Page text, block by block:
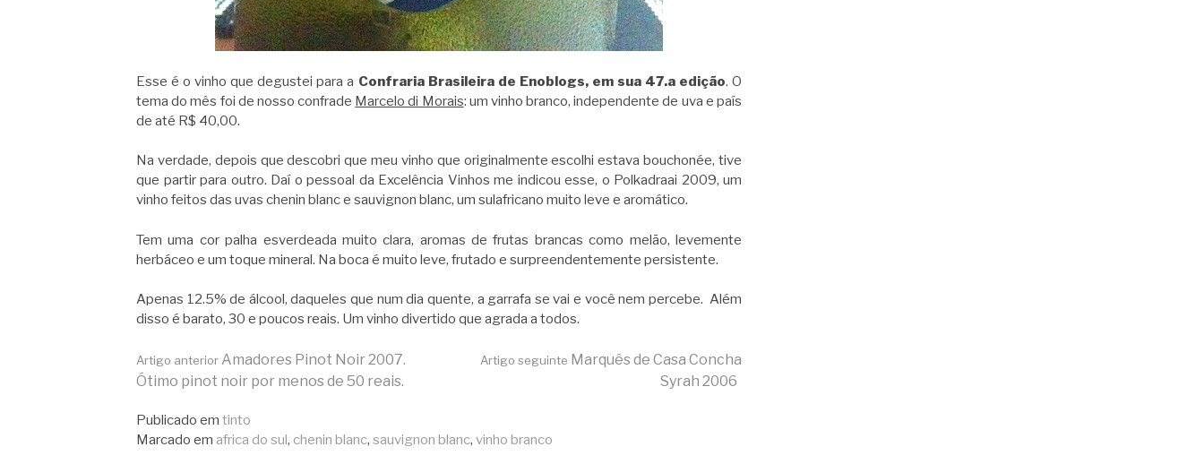
Esse é o vinho que degustei para a Confraria Brasileira de Enoblogs, em sua 47.a edição. O
tema do mês foi de nosso confrade Marcelo di Morais: um vinho branco, independente de uva e país
de até R$ 40,00.
Na verdade, depois que descobri que meu vinho que originalmente escolhi estava bouchonée, tive
que partir para outro. Daí o pessoal da Excelência Vinhos me indicou esse, o Polkadraai 2009, um
vinho feitos das uvas chenin blanc e sauvignon blanc, um sulafricano muito leve e aromático.
Tem uma cor palha esverdeada muito clara, aromas de frutas brancas como melão, levemente
herbáceo e um toque mineral. Na boca é muito leve, frutado e surpreendentemente persistente.
Apenas 12.5% de álcool, daqueles que num dia quente, a garrafa se vai e você nem percebe. Além
disso é barato, 30 e poucos reais. Um vinho divertido que agrada a todos.
Continue
lendo
Artigo anterior Amadores Pinot Noir 2007.
Ótimo pinot noir por menos de 50 reais.
Artigo seguinte Marquês de Casa Concha
Syrah 2006
Publicado em tinto
Marcado em africa do sul, chenin blanc, sauvignon blanc, vinho branco